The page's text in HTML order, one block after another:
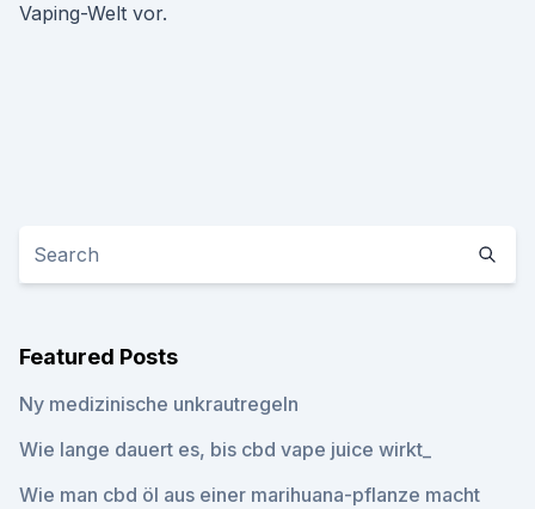
Vaping-Welt vor.
Featured Posts
Ny medizinische unkrautregeln
Wie lange dauert es, bis cbd vape juice wirkt_
Wie man cbd öl aus einer marihuana-pflanze macht